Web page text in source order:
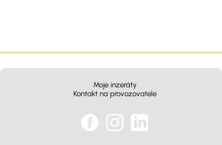
Moje inzeráty
Kontakt na provozovatele